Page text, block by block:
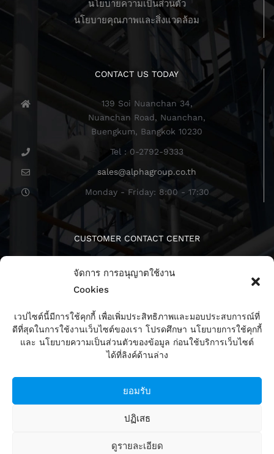
จัดการ การอนุญาตใช้งาน
Cookies
เวปไซต์นี้มีการใช้คุกกี้ เพื่อเพิ่มประสิทธิภาพและมอบประสบการณ์ที่
ดีที่สุดในการใช้งานเว็บไซต์ของเรา โปรดศึกษา นโยบายการใช้คุกกี้
และ นโยบายความเป็นส่วนตัวของข้อมูล ก่อนใช้บริการเว็บไซต์
ได้ที่ลิงค์ด้านล่าง
ยอมรับ
ปฏิเสธ
ดูรายละเอียด
นโยบายความเป็นส่วนตัว
นโยบายคุณภาพและสิ่งแวดล้อม
CONTACT US TODAY
139 Soi Nuanchan 34,
Nuanchan Road, Nuanchan,
Buengkum, Bangkok 10230
Tel : 0-2792-9333
sales@alphagroup.co.th
Monday - Friday: 8:00 - 17:30
CUSTOMER CONTACT CENTER
ติดตามเรา